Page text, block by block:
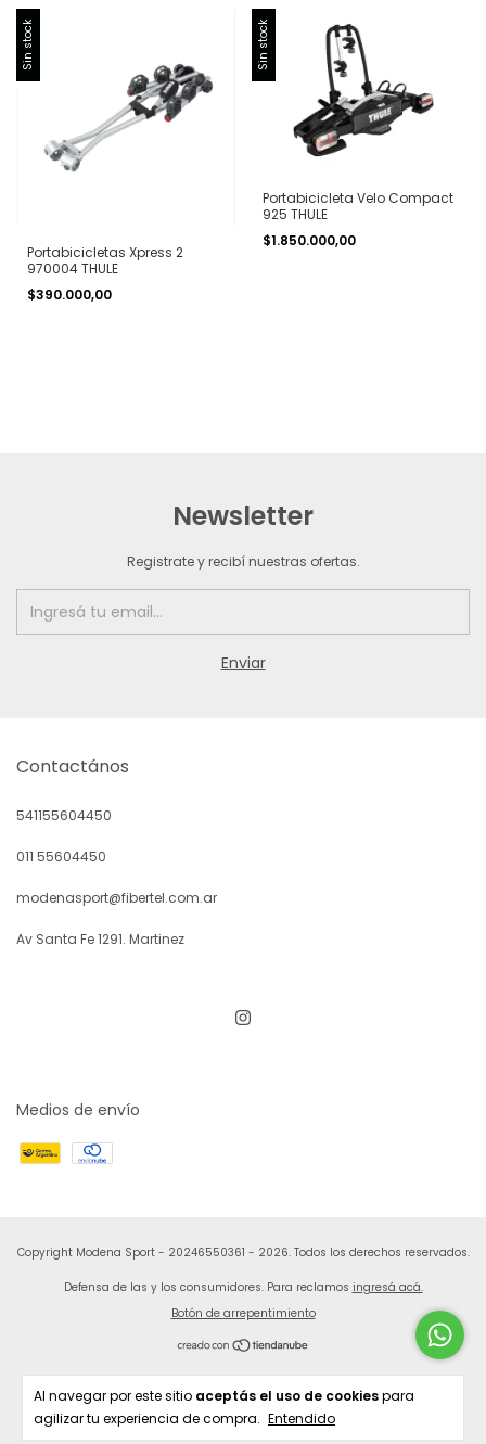
Al navegar por este sitio aceptás el uso de cookiespara
agilizar tu experiencia de compra. Entendido
Sin stock
Portabicicletas Xpress 2
970004 THULE
$390.000,00
Sin stock
Portabicicleta Velo Compact
925 THULE
$1.850.000,00
Newsletter
Registrate y recibí nuestras ofertas.
Contactános
541155604450
011 55604450
modenasport@fibertel.com.ar
Av Santa Fe 1291. Martinez
Medios de envío
Copyright Modena Sport - 20246550361 - 2026. Todos los derechos reservados.
Defensa de las y los consumidores. Para reclamos ingresá acá.
Botón de arrepentimiento